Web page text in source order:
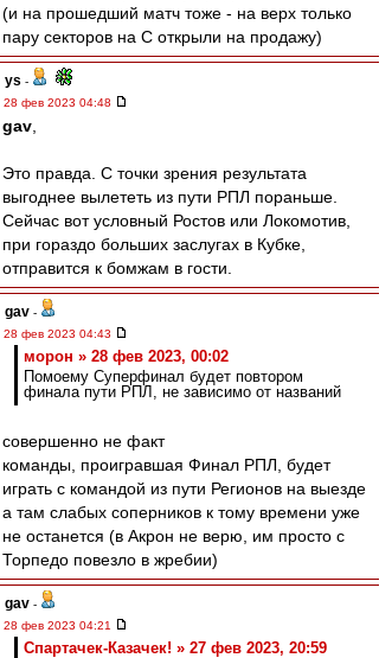
(и на прошедший матч тоже - на верх только
пару секторов на С открыли на продажу)
ys -
28 фев 2023 04:48
gav
Это правда. С точки зрения результата
выгоднее вылететь из пути РПЛ пораньше.
Сейчас вот условный Ростов или Локомотив,
при гораздо больших заслугах в Кубке,
отправится к бомжам в гости.
gav -
28 фев 2023 04:43
морон » 28 фев 2023, 00:02
Помоему Суперфинал будет повтором
финала пути РПЛ, не зависимо от названий
совершенно не факт
команды, проигравшая Финал РПЛ, будет
играть с командой из пути Регионов на выезде
а там слабых соперников к тому времени уже
не останется (в Акрон не верю, им просто с
Торпедо повезло в жребии)
gav -
28 фев 2023 04:21
Спартачек-Казачек! » 27 фев 2023, 20:59